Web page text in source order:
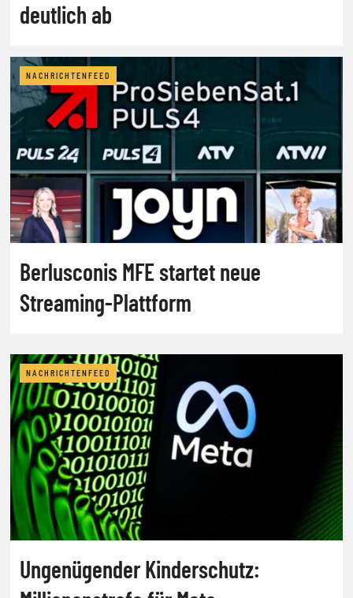
deutlich ab
NACHRICHTENFEED
Berlusconis MFE startet neue
Streaming-Plattform
NACHRICHTENFEED
Ungenügender Kinderschutz: